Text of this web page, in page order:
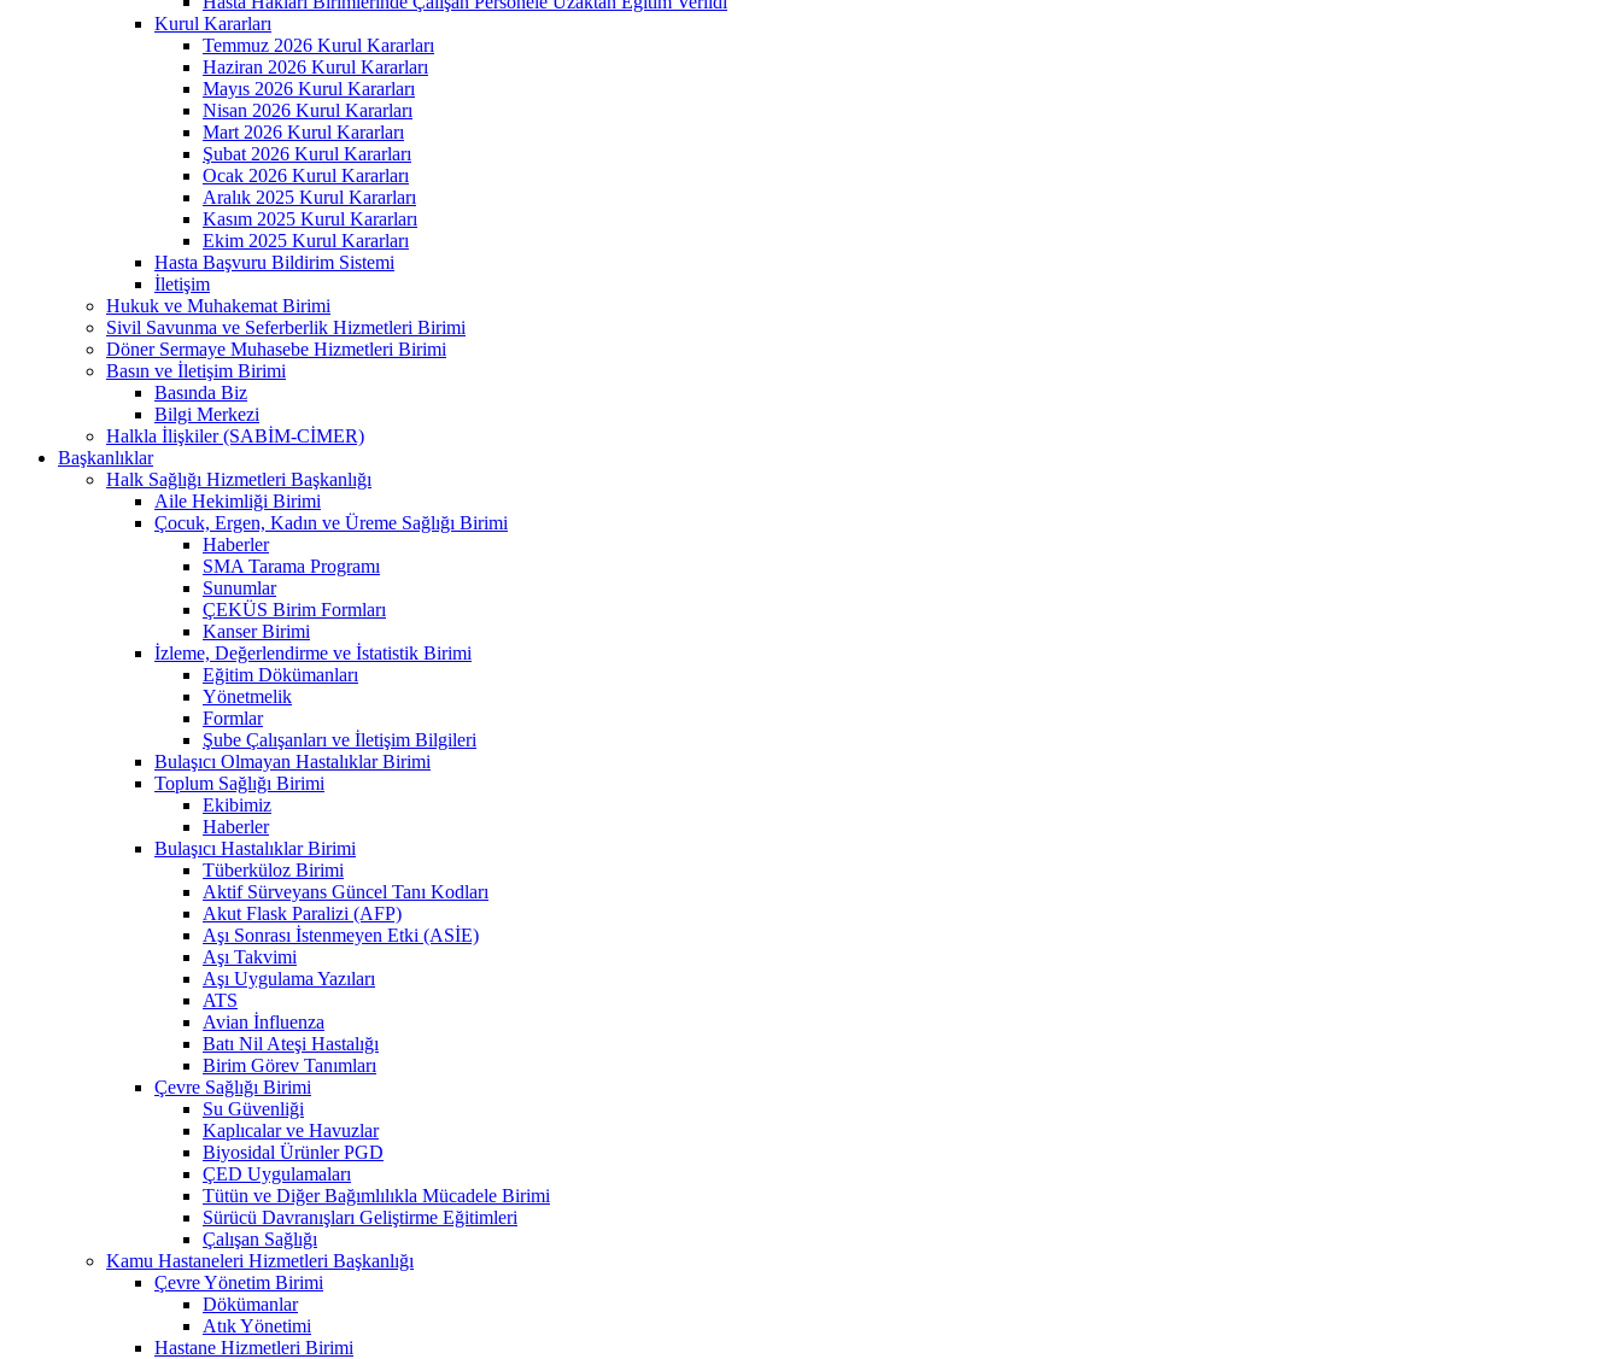
Kurul Kararları
Temmuz 2026 Kurul Kararları
Haziran 2026 Kurul Kararları
Mayıs 2026 Kurul Kararları
Nisan 2026 Kurul Kararları
Mart 2026 Kurul Kararları
Şubat 2026 Kurul Kararları
Ocak 2026 Kurul Kararları
Aralık 2025 Kurul Kararları
Kasım 2025 Kurul Kararları
Ekim 2025 Kurul Kararları
Hasta Başvuru Bildirim Sistemi
İletişim
Hukuk ve Muhakemat Birimi
Sivil Savunma ve Seferberlik Hizmetleri Birimi
Döner Sermaye Muhasebe Hizmetleri Birimi
Basın ve İletişim Birimi
Basında Biz
Bilgi Merkezi
Halkla İlişkiler (SABİM-CİMER)
Başkanlıklar
Halk Sağlığı Hizmetleri Başkanlığı
Aile Hekimliği Birimi
Çocuk, Ergen, Kadın ve Üreme Sağlığı Birimi
Haberler
SMA Tarama Programı
Sunumlar
ÇEKÜS Birim Formları
Kanser Birimi
İzleme, Değerlendirme ve İstatistik Birimi
Eğitim Dökümanları
Yönetmelik
Formlar
Şube Çalışanları ve İletişim Bilgileri
Bulaşıcı Olmayan Hastalıklar Birimi
Toplum Sağlığı Birimi
Ekibimiz
Haberler
Bulaşıcı Hastalıklar Birimi
Tüberküloz Birimi
Aktif Sürveyans Güncel Tanı Kodları
Akut Flask Paralizi (AFP)
Aşı Sonrası İstenmeyen Etki (ASİE)
Aşı Takvimi
Aşı Uygulama Yazıları
ATS
Avian İnfluenza
Batı Nil Ateşi Hastalığı
Birim Görev Tanımları
Çevre Sağlığı Birimi
Su Güvenliği
Kaplıcalar ve Havuzlar
Biyosidal Ürünler PGD
ÇED Uygulamaları
Tütün ve Diğer Bağımlılıkla Mücadele Birimi
Sürücü Davranışları Geliştirme Eğitimleri
Çalışan Sağlığı
Kamu Hastaneleri Hizmetleri Başkanlığı
Çevre Yönetim Birimi
Dökümanlar
Atık Yönetimi
Hastane Hizmetleri Birimi